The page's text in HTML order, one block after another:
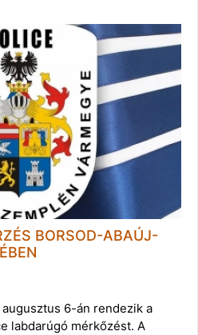
BORSOD-ABAÚJ-
6-án rendezik a
labdarúgó mérkőzést. A